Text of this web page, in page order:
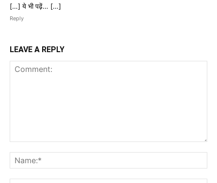
[…] ये भी पढ़ें… […]
Reply
LEAVE A REPLY